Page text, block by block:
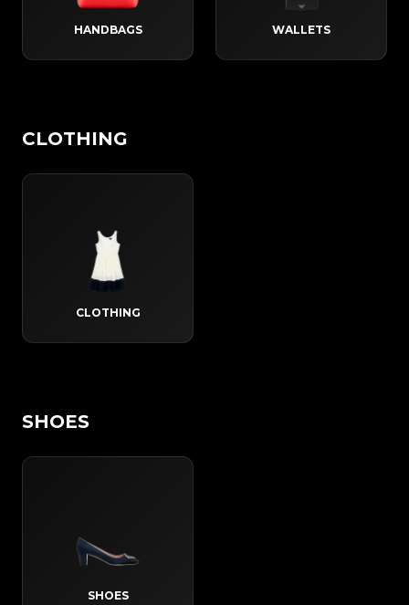
HANDBAGS WALLETS
CLOTHING
CLOTHING
SHOES
SHOES